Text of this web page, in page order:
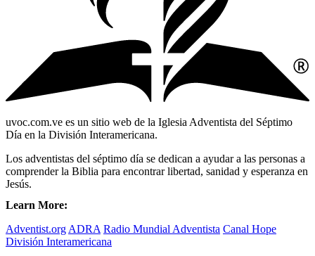
uvoc.com.ve es un sitio web de la Iglesia Adventista del Séptimo
Día en la División Interamericana.
Los adventistas del séptimo día se dedican a ayudar a las personas a
comprender la Biblia para encontrar libertad, sanidad y esperanza en
Jesús.
Learn More:
Adventist.org ADRA Radio Mundial Adventista Canal Hope
División Interamericana